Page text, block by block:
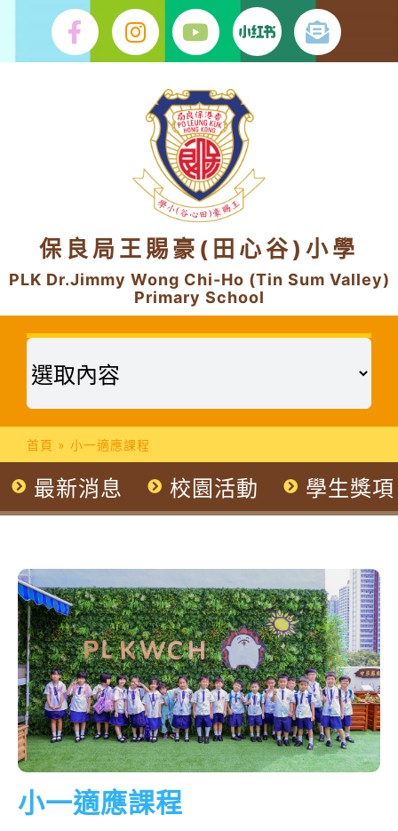
content
保良局王賜豪(田心谷)小學
PLK Dr.Jimmy Wong Chi-Ho (Tin Sum Valley)
Primary School
首頁 » 小一適應課程
最新消息 校園活動 學生獎項
小一適應課程